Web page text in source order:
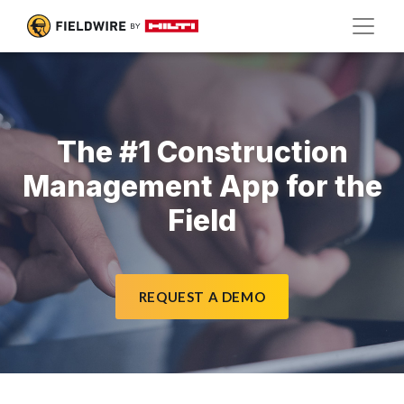
The #1 Construction
Management App for the
Field
REQUEST A DEMO